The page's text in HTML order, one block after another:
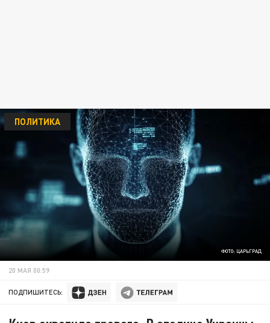
ФОТО: ЦАРЬГРАД
ПОЛИТИКА
20 МАЯ 00:59
ПОДПИШИТЕСЬ: